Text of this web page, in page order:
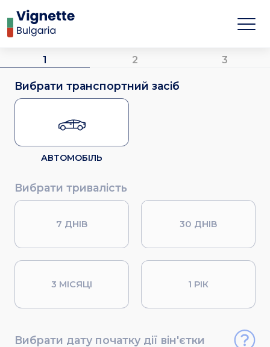
1 2 3
Вибрати транспортний засіб
АВТОМОБІЛЬ
Вибрати тривалість
7 ДНІВ 30 ДНІВ
3 МІСЯЦІ 1 РІК
Вибрати дату початку дії він'єтки